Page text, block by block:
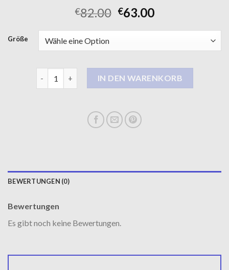
€82.00 €63.00
Größe
pelz mantel MengeIN DEN WARENKORB
BEWERTUNGEN (0)
Bewertungen
Es gibt noch keine Bewertungen.